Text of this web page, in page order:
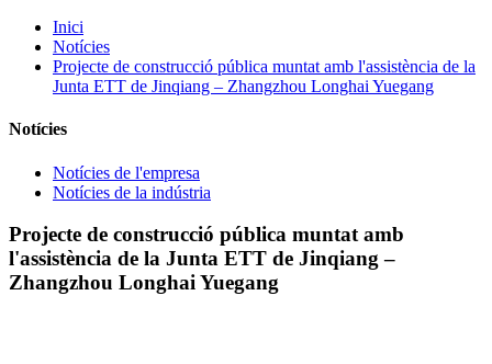
Inici
Notícies
Projecte de construcció pública muntat amb l'assistència de la
Junta ETT de Jinqiang – Zhangzhou Longhai Yuegang
Notícies
Notícies de l'empresa
Notícies de la indústria
Projecte de construcció pública muntat amb
l'assistència de la Junta ETT de Jinqiang –
Zhangzhou Longhai Yuegang